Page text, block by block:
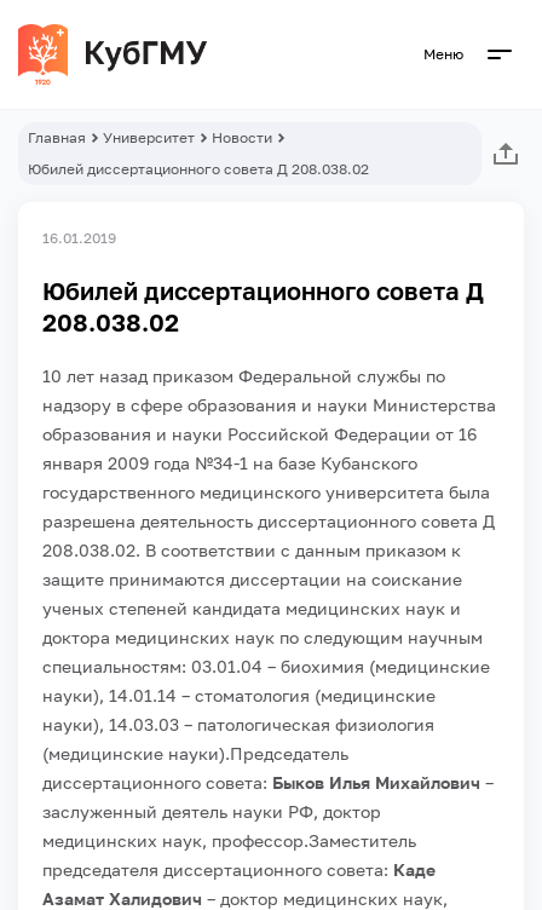
Меню
Главная Университет
Новости
Юбилей диссертационного совета Д 208.038.02
16.01.2019
Юбилей диссертационного совета Д
208.038.02
10 лет назад приказом Федеральной службы по
надзору в сфере образования и науки Министерства
образования и науки Российской Федерации от 16
января 2009 года №34-1 на базе Кубанского
государственного медицинского университета была
разрешена деятельность диссертационного совета Д
208.038.02. В соответствии с данным приказом к
защите принимаются диссертации на соискание
ученых степеней кандидата медицинских наук и
доктора медицинских наук по следующим научным
специальностям: 03.01.04 – биохимия (медицинские
науки), 14.01.14 – стоматология (медицинские
науки), 14.03.03 – патологическая физиология
(медицинские науки).Председатель
диссертационного совета: Быков Илья Михайлович –
заслуженный деятель науки РФ, доктор
медицинских наук, профессор.Заместитель
председателя диссертационного совета: Каде
Азамат Халидович – доктор медицинских наук,